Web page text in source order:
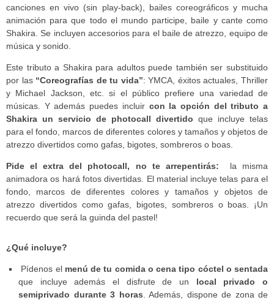
canciones en vivo (sin play-back), bailes coreográficos y mucha
animación para que todo el mundo participe, baile y cante como
Shakira. Se incluyen accesorios para el baile de atrezzo, equipo de
música y sonido.
Este tributo a Shakira para adultos puede también ser substituido
por las “Coreografías de tu vida”: YMCA, éxitos actuales, Thriller
y Michael Jackson, etc. si el público prefiere una variedad de
músicas. Y además puedes incluir con la opción del tributo a
Shakira un servicio de photocall divertido que incluye telas
para el fondo, marcos de diferentes colores y tamaños y objetos de
atrezzo divertidos como gafas, bigotes, sombreros o boas.
Pide el extra del photocall, no te arrepentirás:
la misma
animadora os hará fotos divertidas. El material incluye telas para el
fondo, marcos de diferentes colores y tamaños y objetos de
atrezzo divertidos como gafas, bigotes, sombreros o boas. ¡Un
recuerdo que será la guinda del pastel!
¿Qué incluye?
Pídenos elmenú de tu comida o cena tipo cóctel o sentada
que incluye además el disfrute de un local privado o
semiprivado durante 3 horas . Además, dispone de zona de